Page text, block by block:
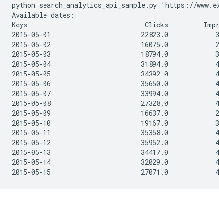
python search_analytics_api_sample.py 'https://
Available dates:
Keys                              Clicks
2015-05-01                       22823.0
2015-05-02                       16075.0
2015-05-03                       18794.0
2015-05-04                       31894.0
2015-05-05                       34392.0
2015-05-06                       35650.0
2015-05-07                       33994.0
2015-05-08                       27328.0
2015-05-09                       16637.0
2015-05-10                       19167.0
2015-05-11                       35358.0
2015-05-12                       35952.0
2015-05-13                       34417.0
2015-05-14                       32029.0